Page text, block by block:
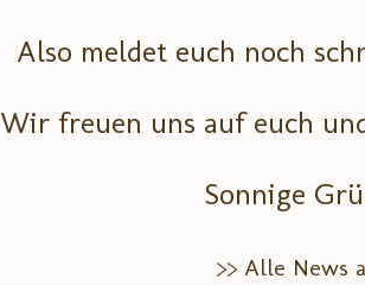
Also meldet euch noch
Wir freuen uns auf euch
Sonnige
>> Alle News